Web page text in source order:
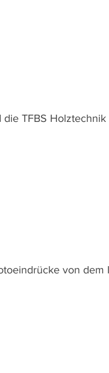
die TFBS
von dem